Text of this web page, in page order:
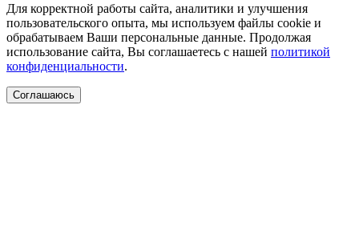
Для корректной работы сайта, аналитики и улучшения
пользовательского опыта, мы используем файлы cookie и
обрабатываем Ваши персональные данные. Продолжая
использование сайта, Вы соглашаетесь с нашей политикой
конфиденциальности.
Соглашаюсь